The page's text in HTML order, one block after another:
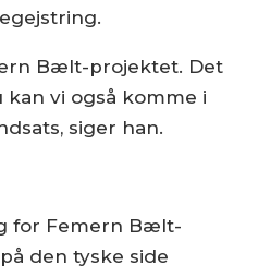
Bælt-projektet. Det
vi også komme i
siger han.
for Femern Bælt-
den tyske side